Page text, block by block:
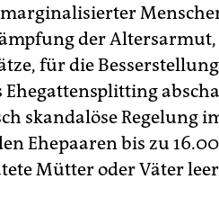
der
für die
Ehegattensplitting
skandalöse Regelung
Ehepaaren bis zu
Mütter oder Väter